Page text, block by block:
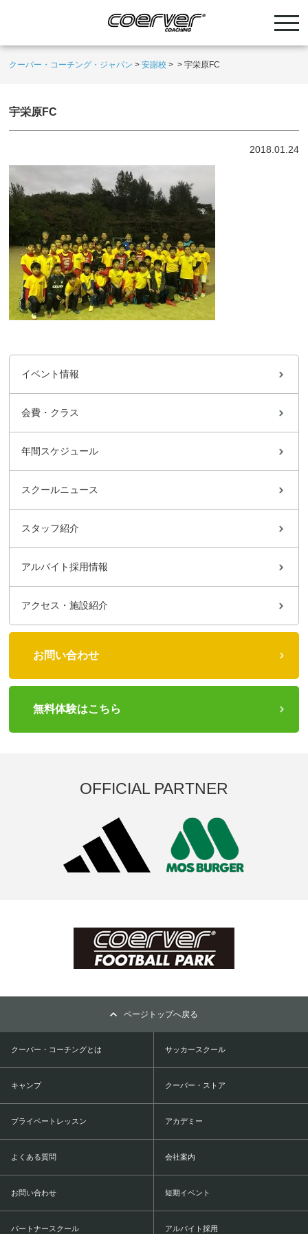
クーバー・コーチング・ジャパン >安謝校 > >宇栄原FC
宇栄原FC
2018.01.24
イベント情報
会費・クラス
年間スケジュール
スクールニュース
スタッフ紹介
アルバイト採用情報
アクセス・施設紹介
お問い合わせ
無料体験はこちら
OFFICIAL PARTNER
ページトップへ戻る
クーバー・コーチングとは サッカースクール
キャンプ クーバー・ストア
プライベートレッスン アカデミー
よくある質問 会社案内
お問い合わせ 短期イベント
パートナースクール アルバイト採用